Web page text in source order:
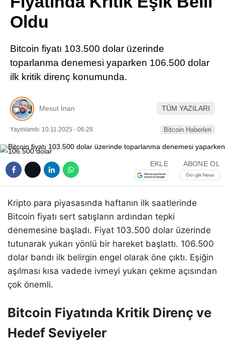
Pinterest
Oldu
Bitcoin fiyatı 103.500 dolar üzerinde
toparlanma denemesi yaparken 106.500 dolar
ilk kritik direnç konumunda.
Mesut İnan TÜM YAZILARI
Yayınlandı: 10.11.2025 - 06:28 Bitcoin Haberleri
EKLE ABONE OL
Kripto para piyasasında haftanın ilk saatlerinde
Bitcoin fiyatı sert satışların ardından tepki
denemesine başladı. Fiyat 103.500 dolar üzerinde
tutunarak yukarı yönlü bir hareket başlattı. 106.500
dolar bandı ilk belirgin engel olarak öne çıktı. Eşiğin
aşılması kısa vadede ivmeyi yukarı çekme açısından
çok önemli.
Bitcoin Fiyatında Kritik Direnç ve
Hedef Seviyeler